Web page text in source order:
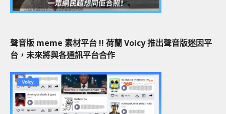
聲音版 meme 素材平台 !! 荷蘭 Voicy 推出聲音版迷因平
台，未來將與各通訊平台合作